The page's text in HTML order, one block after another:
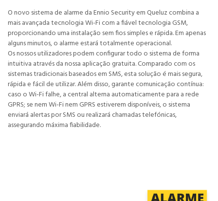
O novo sistema de alarme da Ennio Security em Queluz combina a
mais avançada tecnologia Wi-Fi com a fiável tecnologia GSM,
proporcionando uma instalação sem fios simples e rápida. Em apenas
alguns minutos, o alarme estará totalmente operacional.
Os nossos utilizadores podem configurar todo o sistema de forma
intuitiva através da nossa aplicação gratuita. Comparado com os
sistemas tradicionais baseados em SMS, esta solução é mais segura,
rápida e fácil de utilizar. Além disso, garante comunicação contínua:
caso o Wi-Fi falhe, a central alterna automaticamente para a rede
GPRS; se nem Wi-Fi nem GPRS estiverem disponíveis, o sistema
enviará alertas por SMS ou realizará chamadas telefónicas,
assegurando máxima fiabilidade.